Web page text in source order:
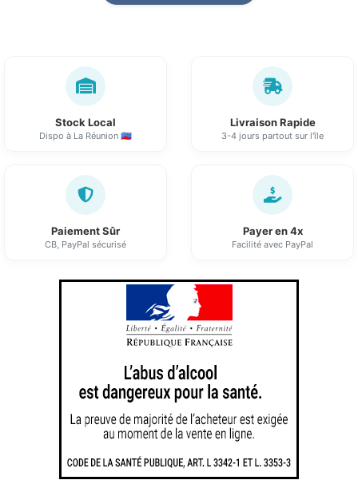
Stock Local
Dispo à La Réunion 🇷🇪
Livraison Rapide
3-4 jours partout sur l'île
Paiement Sûr
CB, PayPal sécurisé
Payer en 4x
Facilité avec PayPal